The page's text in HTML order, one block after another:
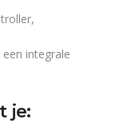
integrale
je: